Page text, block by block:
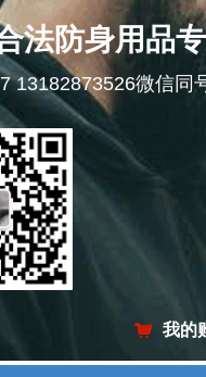
法防身用品
낙 我的
13182873526微信同